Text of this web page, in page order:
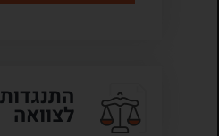
התנגדות
לצוואה